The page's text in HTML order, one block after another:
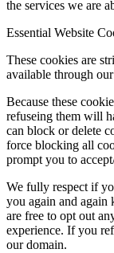
the services we are
Essential Website
These cookies are
available through
Because these
refuseing them will
can block or delete
force blocking all
prompt you to
We fully respect if
you again and again
are free to opt out
experience. If you
our domain.